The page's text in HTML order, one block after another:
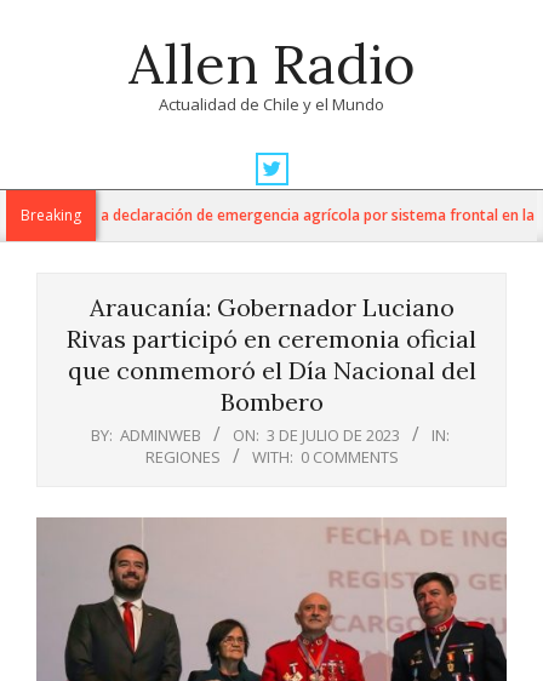
Allen Radio
Actualidad de Chile y el Mundo
Navigation
MenuBreaking
anuncia declaración de emergencia agrícola por sistema frontal en la
Araucanía: Gobernador Luciano
Rivas participó en ceremonia oficial
que conmemoró el Día Nacional del
Bombero
BY: ADMINWEB ON: 3 DE JULIO DE 2023
IN:
REGIONES
WITH: 0 COMMENTS